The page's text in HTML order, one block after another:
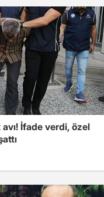
İfade verdi, özel